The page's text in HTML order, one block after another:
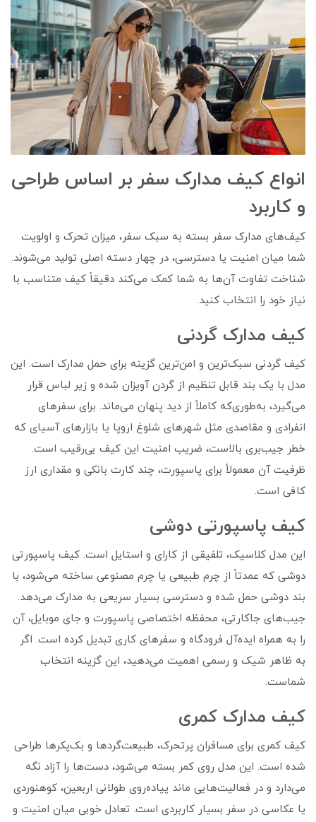
انواع کیف مدارک سفر بر اساس طراحی
و کاربرد
کیف‌های مدارک سفر بسته به سبک سفر، میزان تحرک و اولویت
شما میان امنیت یا دسترسی، در چهار دسته اصلی تولید می‌شوند.
شناخت تفاوت آن‌ها به شما کمک می‌کند دقیقاً کیف متناسب با
نیاز خود را انتخاب کنید.
کیف مدارک گردنی
کیف گردنی سبک‌ترین و امن‌ترین گزینه برای حمل مدارک است. این
مدل با یک بند قابل تنظیم از گردن آویزان شده و زیر لباس قرار
می‌گیرد، به‌طوری‌که کاملاً از دید پنهان می‌ماند. برای سفرهای
انفرادی و مقاصدی مثل شهرهای شلوغ اروپا یا بازارهای آسیای که
خطر جیب‌بری بالاست، ضریب امنیت این کیف بی‌رقیب است.
ظرفیت آن معمولاً برای پاسپورت، چند کارت بانکی و مقداری ارز
کافی است.
کیف پاسپورتی دوشی
این مدل کلاسیک، تلفیقی از کارای و استایل است. کیف پاسپورتی
دوشی که عمدتاً از چرم طبیعی یا چرم مصنوعی ساخته می‌شود، با
بند دوشی حمل شده و دسترسی بسیار سریعی به مدارک می‌دهد.
جیب‌های جاکارتی، محفظه اختصاصی پاسپورت و جای موبایل، آن
را به همراه ایده‌آل فرودگاه و سفرهای کاری تبدیل کرده است. اگر
به ظاهر شیک و رسمی اهمیت می‌دهید، این گزینه انتخاب
شماست.
کیف مدارک کمری
کیف کمری برای مسافران پرتحرک، طبیعت‌گردها و بک‌پکرها طراحی
شده است. این مدل روی کمر بسته می‌شود، دست‌ها را آزاد نگه
می‌دارد و در فعالیت‌هایی ماند پیاده‌روی طولانی اربعین، کوهنوردی
یا عکاسی در سفر بسیار کاربردی است. تعادل خوبی میان امنیت و